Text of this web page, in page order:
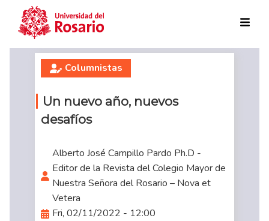
Skip to main content
Columnistas
Un nuevo año, nuevos
desafíos
Alberto José Campillo Pardo Ph.D -
Editor de la Revista del Colegio Mayor de
Nuestra Señora del Rosario – Nova et
Vetera
Fri, 02/11/2022 - 12:00